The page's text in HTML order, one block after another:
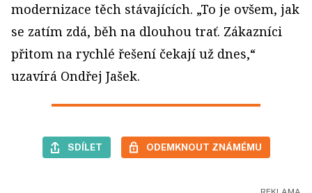
modernizace těch stávajících. „To je ovšem, jak
se zatím zdá, běh na dlouhou trať. Zákazníci
přitom na rychlé řešení čekají už dnes,“
uzavírá Ondřej Jašek.
SDÍLET ODEMKNOUT ZNÁMÉMU